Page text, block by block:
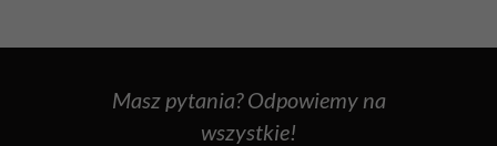
Masz pytania? Odpowiemy na
wszystkie!